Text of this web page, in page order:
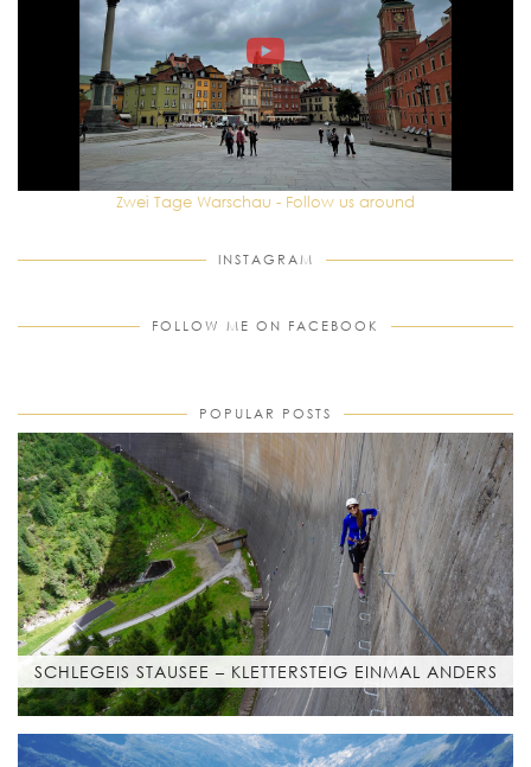
Zwei Tage Warschau - Follow us around
INSTAGRAM
FOLLOW ME ON FACEBOOK
POPULAR POSTS
SCHLEGEIS STAUSEE – KLETTERSTEIG EINMAL ANDERS